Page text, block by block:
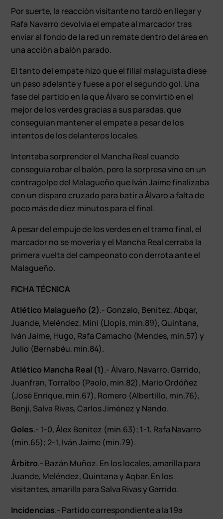
Por suerte, la reacción visitante no tardó en llegar y
Rafa Navarro devolvía el empate al marcador tras
enviar al fondo de la red un remate dentro del área en
una acción a balón parado.
El tanto del empate hizo que el filial malaguista diese
un paso adelante y fuese a por el segundo gol. Una
fase del partido en la que Álvaro se convirtió en el
mejor de los verdes gracias a sus paradas, que
conseguían mantener el empate a pesar de los
intentos de los delanteros locales.
Intentaba sorprender el Mancha Real cuando
conseguía robar el balón, pero la sorpresa vino en un
contragolpe del Malagueño que Iván Jaime finalizaba
con un disparo cruzado para batir a Álvaro a falta de
poco más de diez minutos para el final.
A pesar del empuje de los verdes en el tramo final, el
marcador no se movería y el Mancha Real cerraba la
primera vuelta del campeonato con derrota ante el
Malagueño.
FICHA TÉCNICA
Atlético Malagueño (2).- Gonzalo, Benítez, Abqar,
Juande, Meléndez, Mini (Llopis, min.89), Quintana,
Iván Jaime, Hugo, Rafa Camacho (Mendes, min.57) y
Julio (Bernabéu, min.84).
Atlético Mancha Real (1).- Álvaro, Navarro, Garrido,
Juanfran, Torralbo (Paolo, min.82), Mario Ordóñez
(José Enrique, min.67), Romero (Albertillo, min.76),
Benji, Salva Rivas, Carlos Jiménez y Nando.
Goles.- 1-0, Álex Benítez (min.63); 1-1, Rafa Navarro
(min.65); 2-1, Iván Jaime (min.79).
Árbitro.- Bazán Muñoz. En los locales, amarilla para
Juande, Meléndez, Quintana y Aqbar. En los
visitantes, amarilla para Salva Rivas y Garrido.
Incidencias.- Partido correspondiente a la 19ª